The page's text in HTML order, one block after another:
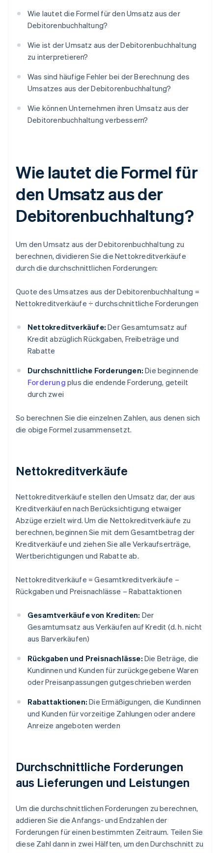
Wie lautet die Formel für den Umsatz aus der
Debitorenbuchhaltung?
Wie ist der Umsatz aus der Debitorenbuchhaltung
zu interpretieren?
Was sind häufige Fehler bei der Berechnung des
Umsatzes aus der Debitorenbuchhaltung?
Wie können Unternehmen ihren Umsatz aus der
Debitorenbuchhaltung verbessern?
Wie lautet die Formel für
den Umsatz aus der
Debitorenbuchhaltung?
Um den Umsatz aus der Debitorenbuchhaltung zu
berechnen, dividieren Sie die Nettokreditverkäufe
durch die durchschnittlichen Forderungen:
Quote des Umsatzes aus der Debitorenbuchhaltung =
Nettokreditverkäufe ÷ durchschnittliche Forderungen
Nettokreditverkäufe: Der Gesamtumsatz auf
Kredit abzüglich Rückgaben, Freibeträge und
Rabatte
Durchschnittliche Forderungen: Die beginnende
Forderung plus die endende Forderung, geteilt
durch zwei
So berechnen Sie die einzelnen Zahlen, aus denen sich
die obige Formel zusammensetzt.
Nettokreditverkäufe
Nettokreditverkäufe stellen den Umsatz dar, der aus
Kreditverkäufen nach Berücksichtigung etwaiger
Abzüge erzielt wird. Um die Nettokreditverkäufe zu
berechnen, beginnen Sie mit dem Gesamtbetrag der
Kreditverkäufe und ziehen Sie alle Verkaufserträge,
Wertberichtigungen und Rabatte ab.
Nettokreditverkäufe = Gesamtkreditverkäufe –
Rückgaben und Preisnachlässe – Rabattaktionen
Gesamtverkäufe von Krediten: Der
Gesamtumsatz aus Verkäufen auf Kredit (d. h. nicht
aus Barverkäufen)
Rückgaben und Preisnachlässe: Die Beträge, die
Kundinnen und Kunden für zurückgegebene Waren
oder Preisanpassungen gutgeschrieben werden
Rabattaktionen: Die Ermäßigungen, die Kundinnen
und Kunden für vorzeitige Zahlungen oder andere
Anreize angeboten werden
Durchschnittliche Forderungen
aus Lieferungen und Leistungen
Um die durchschnittlichen Forderungen zu berechnen,
addieren Sie die Anfangs- und Endzahlen der
Forderungen für einen bestimmten Zeitraum. Teilen Sie
diese Zahl dann in zwei Hälften, um den Durchschnitt zu